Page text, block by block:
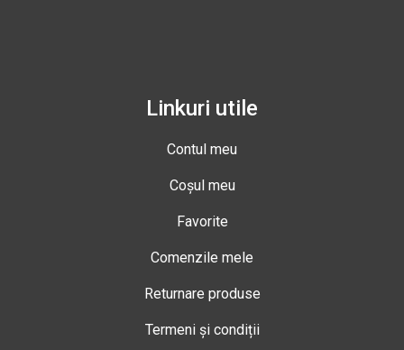
Linkuri utile
Contul meu
Coșul meu
Favorite
Comenzile mele
Returnare produse
Termeni și condiții